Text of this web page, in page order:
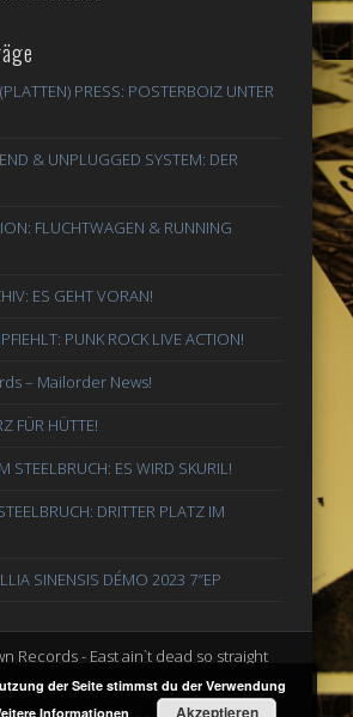
PRESS: POSTERBOIZ UNTER
& UNPLUGGED SYSTEM: DER
FLUCHTWAGEN & RUNNING
ES GEHT VORAN!
PUNK ROCK LIVE ACTION!
– Mailorder News!
FÜR HÜTTE!
STEELBRUCH: ES WIRD SKURIL!
DRITTER PLATZ IM
SINENSIS DÉMO 2023 7″EP
Records - East ain`t dead so straight
der Seite stimmst du der Verwendung
Informationen Akzeptieren